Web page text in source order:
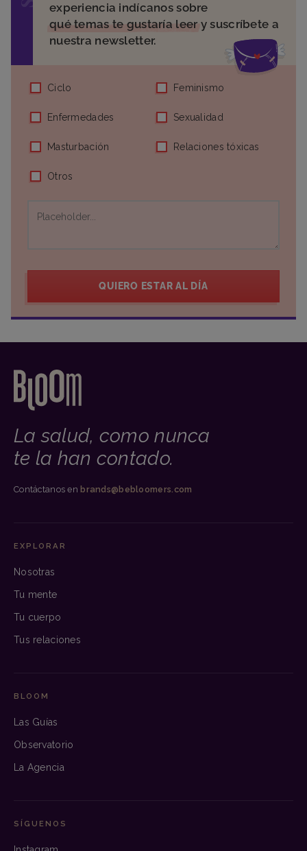
experiencia indícanos sobre
qué temas te gustaría leer y suscríbete a
nuestra newsletter.
Ciclo Feminismo
Enfermedades Sexualidad
Masturbación Relaciones tóxicas
Otros
QUIERO ESTAR AL DÍA
La salud, como nunca
te la han contado.
Contáctanos enbrands@bebloomers.com
EXPLORAR
Nosotras
Tu mente
Tu cuerpo
Tus relaciones
BLOOM
Las Guías
Observatorio
La Agencia
SÍGUENOS